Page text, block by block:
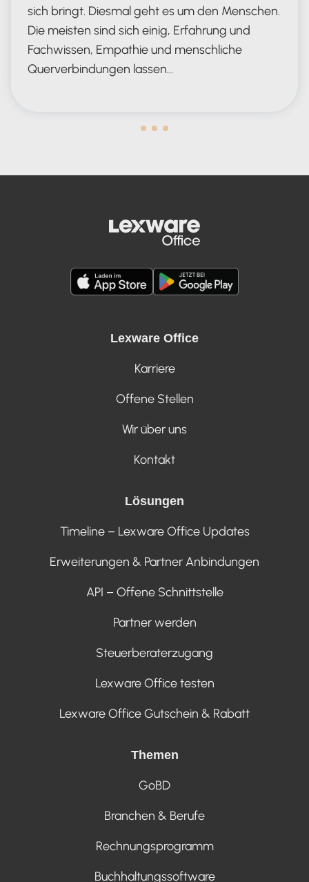
sich bringt. Diesmal geht es um den Menschen.
Die meisten sind sich einig, Erfahrung und
Fachwissen, Empathie und menschliche
Querverbindungen lassen…
Lexware Office
Karriere
Offene Stellen
Wir über uns
Kontakt
Lösungen
Timeline – Lexware Office Updates
Erweiterungen & Partner Anbindungen
API – Offene Schnittstelle
Partner werden
Steuerberaterzugang
Lexware Office testen
Lexware Office Gutschein & Rabatt
Themen
GoBD
Branchen & Berufe
Rechnungsprogramm
Buchhaltungssoftware